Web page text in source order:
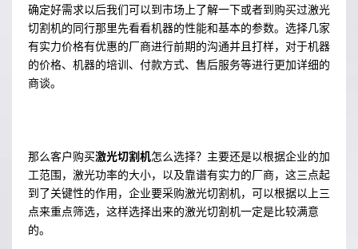
确定好需求以后我们可以到市场上了解一下或者到购买过激光
切割机的同行那里先看看机器的性能和基本的参数。选择几家
有实力价格有优惠的厂商进行前期的沟通并且打样，对于机器
的价格、机器的培训、付款方式、售后服务等进行更加详细的
商谈。
那么客户购买激光切割机怎么选择？主要还是以根据企业的加
工范围，激光功率的大小，以及靠谱有实力的厂商，这三点起
到了关键性的作用，企业要采购激光切割机，可以根据以上三
点来重点筛选，这样选择出来的激光切割机一定是比较满意
的。